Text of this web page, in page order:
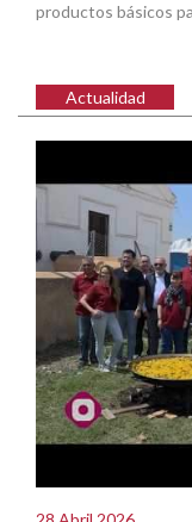
productos básicos
Actualidad